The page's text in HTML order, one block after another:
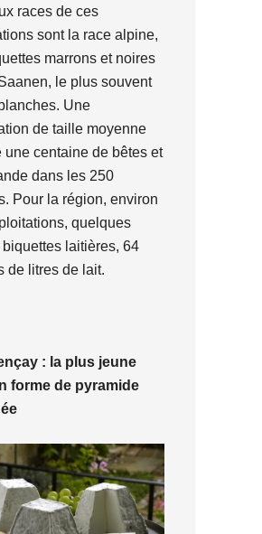
races de ces
sont la race alpine,
marrons et noires
le plus souvent
Une
de taille moyenne
une centaine de bêtes et
dans les 250
Pour la région, environ
quelques
laitières, 64
de litres de lait.
: la plus jeune
forme de pyramide